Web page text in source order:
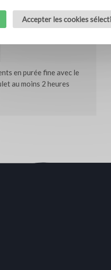
Accepter les cookies
en purée fine avec le
au moins 2 heures